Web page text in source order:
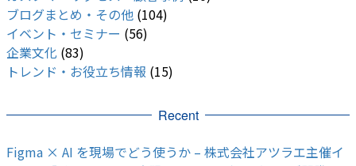
ブログまとめ・その他 (104)
イベント・セミナー (56)
企業文化 (83)
トレンド・お役立ち情報 (15)
Recent
Figma × AI を現場でどう使うか – 株式会社アツラエ主催イ